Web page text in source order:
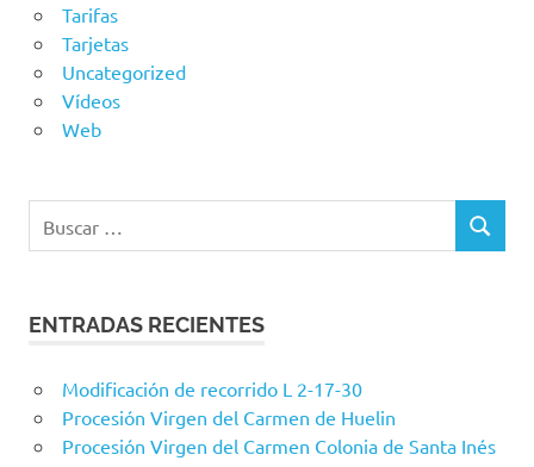
Tarifas
Tarjetas
Uncategorized
Vídeos
Web
BUSCAR
ENTRADAS RECIENTES
Modificación de recorrido L 2-17-30
Procesión Virgen del Carmen de Huelin
Procesión Virgen del Carmen Colonia de Santa Inés